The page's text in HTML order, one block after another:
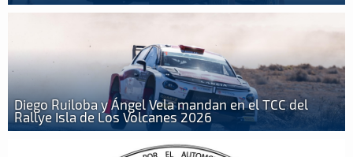
Diego Ruiloba y Ángel Vela mandan en el TCC del
Rallye Isla de Los Volcanes 2026